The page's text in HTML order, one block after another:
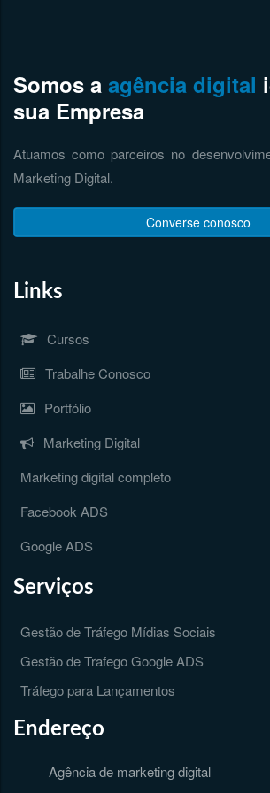
Somos a agência digital
sua Empresa
Atuamos como parceiros no
Marketing Digital.
Converse conosco
Links
Cursos
Trabalhe Conosco
Portfólio
Marketing Digital
Marketing digital completo
Facebook ADS
Google ADS
Serviços
Gestão de Tráfego Mídias Sociais
Gestão de Trafego Google ADS
Tráfego para Lançamentos
Endereço
Agência de marketing digital